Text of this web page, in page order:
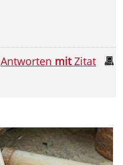
Antworten mitZitat